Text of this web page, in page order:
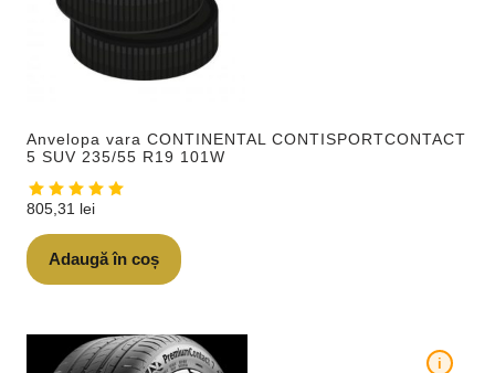
Anvelopa vara CONTINENTAL CONTISPORTCONTACT
5 SUV 235/55 R19 101W
805,31 lei
Adaugă în coș
i